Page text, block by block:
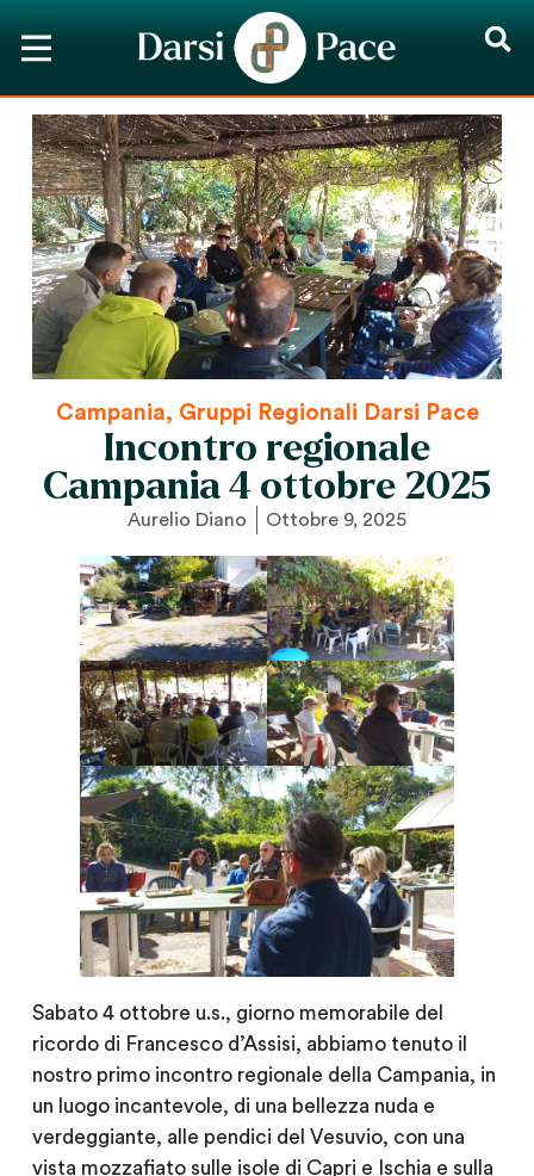
Campania, Gruppi Regionali Darsi Pace
Incontro regionale
Campania 4 ottobre 2025
Aurelio Diano Ottobre 9, 2025
Sabato 4 ottobre u.s., giorno memorabile del
ricordo di Francesco d’Assisi, abbiamo tenuto il
nostro primo incontro regionale della Campania, in
un luogo incantevole, di una bellezza nuda e
verdeggiante, alle pendici del Vesuvio, con una
vista mozzafiato sulle isole di Capri e Ischia e sulla